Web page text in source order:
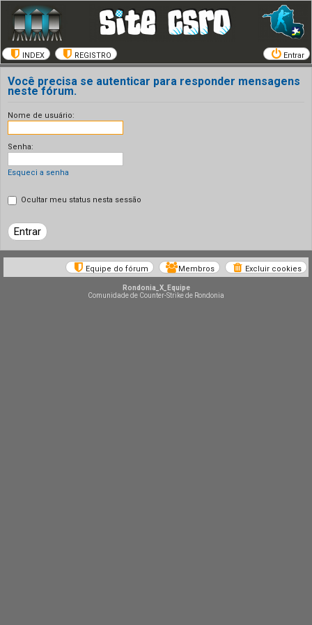
INDEX REGISTRO Entrar
Você precisa se autenticar para responder mensagens
neste fórum.
Nome de usuário:
Senha:
Esqueci a senha
Ocultar meu status nesta sessão
Excluir cookies
Membros
Equipe do fórum
Rondonia_X_Equipe
Comunidade de Counter-Strike de Rondonia